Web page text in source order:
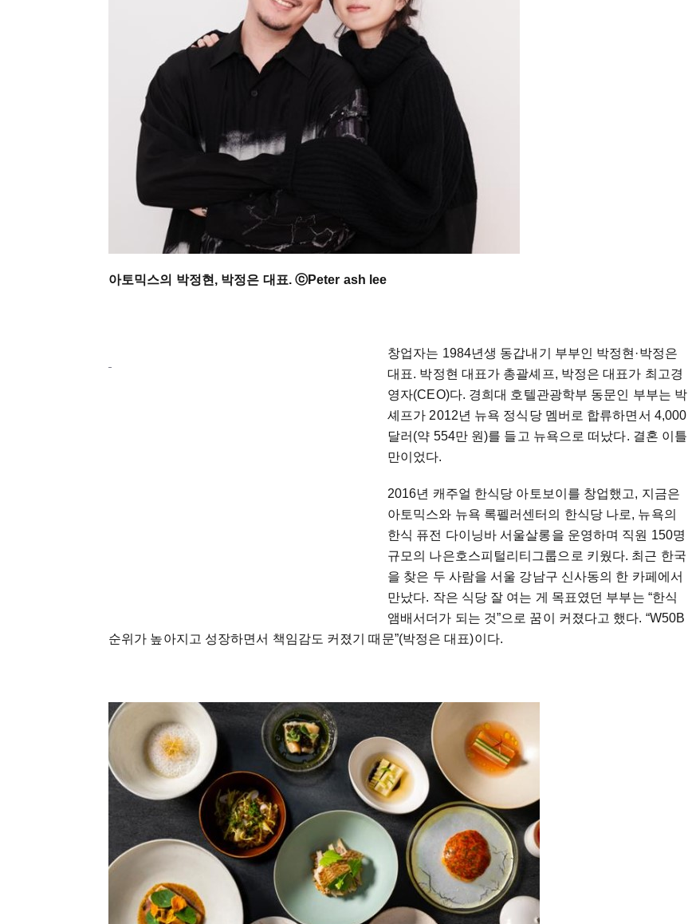
아토믹스의 박정현, 박정은 대표. ⓒPeter ash lee
창업자는 1984년생 동갑내기 부부인 박정현·박정은
대표. 박정현 대표가 총괄셰프, 박정은 대표가 최고경
영자(CEO)다. 경희대 호텔관광학부 동문인 부부는 박
셰프가 2012년 뉴욕 정식당 멤버로 합류하면서 4,000
달러(약 554만 원)를 들고 뉴욕으로 떠났다. 결혼 이틀
만이었다.
2016년 캐주얼 한식당 아토보이를 창업했고, 지금은
아토믹스와 뉴욕 록펠러센터의 한식당 나로, 뉴욕의
한식 퓨전 다이닝바 서울살롱을 운영하며 직원 150명
규모의 나은호스피털리티그룹으로 키웠다. 최근 한국
을 찾은 두 사람을 서울 강남구 신사동의 한 카페에서
만났다. 작은 식당 잘 여는 게 목표였던 부부는 “한식
앰배서더가 되는 것”으로 꿈이 커졌다고 했다. “W50B
순위가 높아지고 성장하면서 책임감도 커졌기 때문”(박정은 대표)이다.